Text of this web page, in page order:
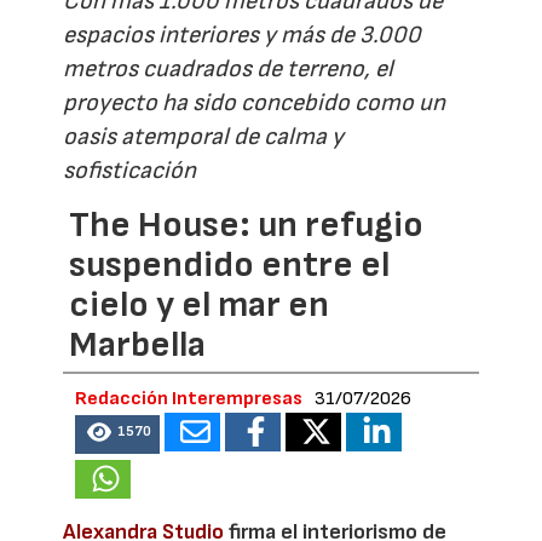
espacios interiores y más de 3.000
metros cuadrados de terreno, el
proyecto ha sido concebido como un
oasis atemporal de calma y
sofisticación
The House: un refugio
suspendido entre el
cielo y el mar en
Marbella
Redacción Interempresas 31/07/2026
1570
Alexandra Studio firma el interiorismo de